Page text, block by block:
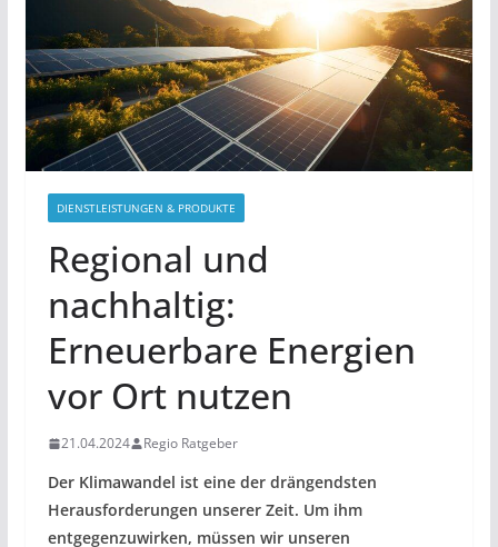
DIENSTLEISTUNGEN & PRODUKTE
Regional und
nachhaltig:
Erneuerbare Energien
vor Ort nutzen
21.04.2024 Regio Ratgeber
Der Klimawandel ist eine der drängendsten
Herausforderungen unserer Zeit. Um ihm
entgegenzuwirken, müssen wir unseren